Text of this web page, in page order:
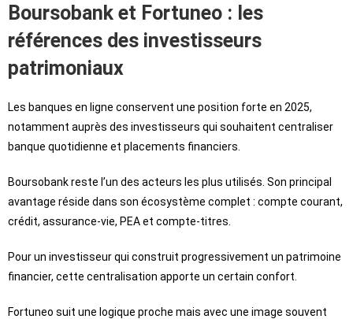
Boursobank et Fortuneo : les
références des investisseurs
patrimoniaux
Les banques en ligne conservent une position forte en 2025,
notamment auprès des investisseurs qui souhaitent centraliser
banque quotidienne et placements financiers.
Boursobank reste l’un des acteurs les plus utilisés. Son principal
avantage réside dans son écosystème complet : compte courant,
crédit, assurance-vie, PEA et compte-titres.
Pour un investisseur qui construit progressivement un patrimoine
financier, cette centralisation apporte un certain confort.
Fortuneo suit une logique proche mais avec une image souvent